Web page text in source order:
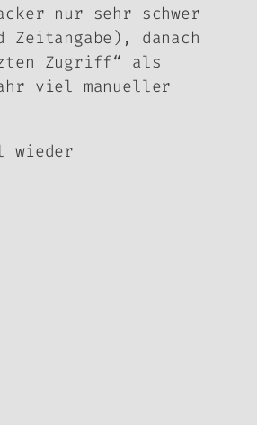
nur sehr schwer
danach
Zugriff“ als
viel manueller
wieder